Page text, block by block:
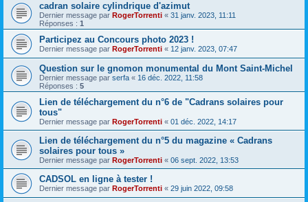
cadran solaire cylindrique d'azimut
Dernier message par RogerTorrenti « 31 janv. 2023, 11:11
Réponses : 1
Participez au Concours photo 2023 !
Dernier message par RogerTorrenti « 12 janv. 2023, 07:47
Question sur le gnomon monumental du Mont Saint-Michel
Dernier message par serfa « 16 déc. 2022, 11:58
Réponses : 5
Lien de téléchargement du n°6 de "Cadrans solaires pour
tous"
Dernier message par RogerTorrenti « 01 déc. 2022, 14:17
Lien de téléchargement du n°5 du magazine « Cadrans
solaires pour tous »
Dernier message par RogerTorrenti « 06 sept. 2022, 13:53
CADSOL en ligne à tester !
Dernier message par RogerTorrenti « 29 juin 2022, 09:58